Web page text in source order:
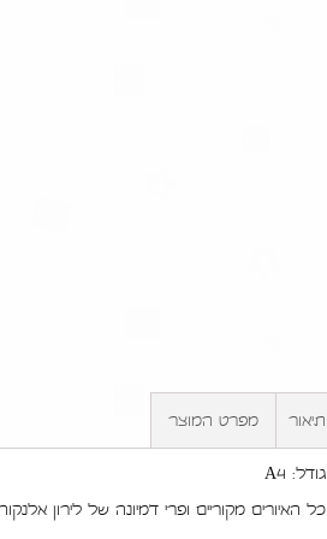
תיאור מפרט המוצר
גודל: A4
כל האיורים מקוריים ופרי דמיונה של לירון אלנקוה